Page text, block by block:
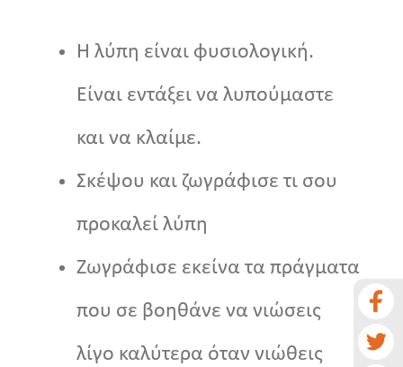
Η λύπη είναι φυσιολογική.
Είναι εντάξει να λυπούμαστε
και να κλαίμε.
Σκέψου και ζωγράφισε τι σου
προκαλεί λύπη
Ζωγράφισε εκείνα τα πράγματα
που σε βοηθάνε να νιώσεις
λίγο καλύτερα όταν νιώθεις